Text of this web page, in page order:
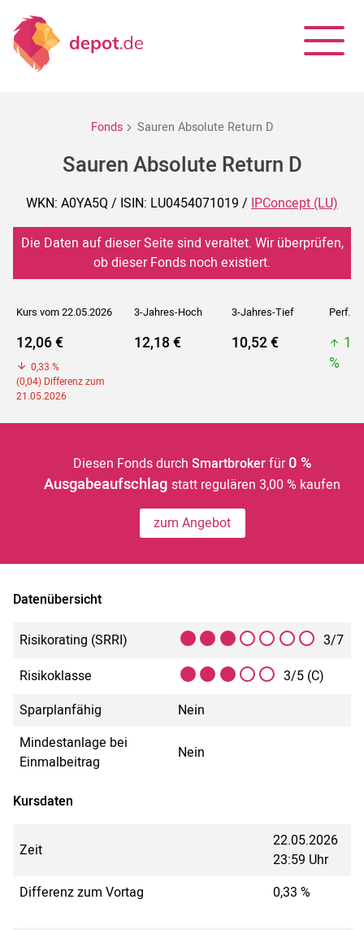
Fonds Sauren Absolute Return D
Sauren Absolute Return D
WKN: A0YA5Q / ISIN: LU0454071019 / IPConcept (LU)
Die Daten auf dieser Seite sind veraltet. Wir überprüfen,
ob dieser Fonds noch existiert.
Kurs vom 22.05.2026 3-Jahres-Hoch 3-Jahres-Tief Perf. 5J
12,06 €
0,33 %
(0,04) Differenz zum
21.05.2026
12,18 € 10,52 €
%
Diesen Fonds durch Smartbrokerfür 0 %
Ausgabeaufschlagstatt regulären 3,00 % kaufen
zum Angebot
Datenübersicht
Risikorating (SRRI)
3/7
Risikoklasse
3/5 (C)
Sparplanfähig
Nein
Mindestanlage bei
Einmalbeitrag
Nein
Kursdaten
Zeit
22.05.2026
23:59 Uhr
Differenz zum Vortag
0,33 %